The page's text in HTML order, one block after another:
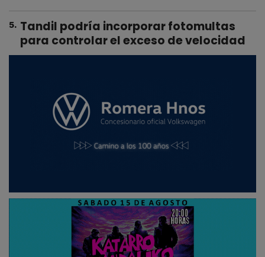
5. Tandil podría incorporar fotomultas
para controlar el exceso de velocidad